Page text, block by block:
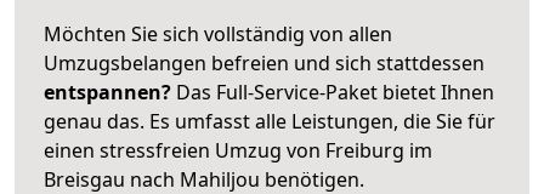
Möchten Sie sich vollständig von allen
Umzugsbelangen befreien und sich stattdessen
entspannen? Das Full-Service-Paket bietet Ihnen
genau das. Es umfasst alle Leistungen, die Sie für
einen stressfreien Umzug von Freiburg im
Breisgau nach Mahiljou benötigen.